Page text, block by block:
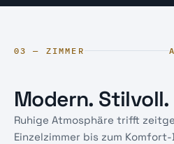
03 — ZIMMER
Modern.
Ruhige Atmosphäre trifft
Einzelzimmer bis zum